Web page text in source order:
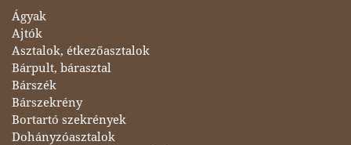
Ágyak
Ajtók
Asztalok, étkezőasztalok
Bárpult, bárasztal
Bárszék
Bárszekrény
Bortartó szekrények
Dohányzóasztalok